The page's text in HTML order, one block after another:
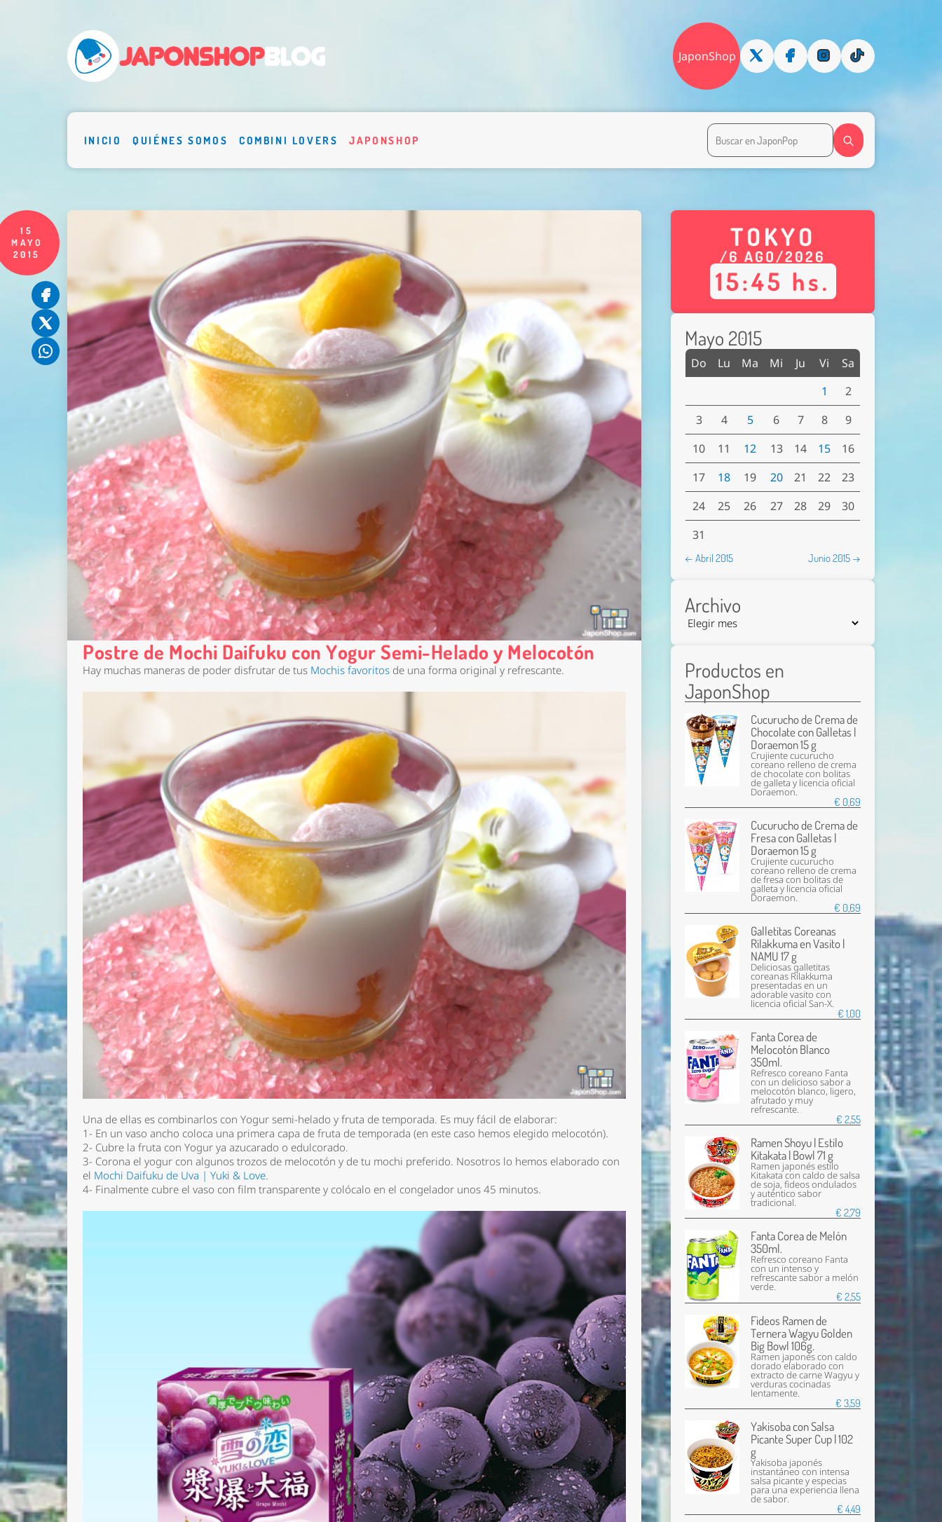
JaponShop
INICIO QUIÉNES SOMOS COMBINI LOVERS JAPONSHOP
15
MAYO
2015
Postre de Mochi Daifuku con Yogur Semi-Helado y Melocotón
Hay muchas maneras de poder disfrutar de tus Mochis favoritos de una forma original y refrescante.
Una de ellas es combinarlos con Yogur semi-helado y fruta de temporada. Es muy fácil de elaborar:
1- En un vaso ancho coloca una primera capa de fruta de temporada (en este caso hemos elegido melocotón).
2- Cubre la fruta con Yogur ya azucarado o edulcorado.
3- Corona el yogur con algunos trozos de melocotón y de tu mochi preferido. Nosotros lo hemos elaborado con
el Mochi Daifuku de Uva | Yuki & Love.
4- Finalmente cubre el vaso con film transparente y colócalo en el congelador unos 45 minutos.
TOKYO
/6 AGO/2026
15:45 hs.
Mayo 2015
Do Lu Ma Mi Ju Vi
Sa
1
2
3
4 5 6 7 8
9
10
11 12 13 14 15
16
17
18 19 20 21 22
23
24
25 26 27 28 29
30
31
← Abril 2015 Junio 2015 →
Archivo
Productos en
JaponShop
Cucurucho de Crema de
Chocolate con Galletas |
Doraemon 15 g
Crujiente cucurucho
coreano relleno de crema
de chocolate con bolitas
de galleta y licencia oficial
Doraemon.
€ 0,69
Cucurucho de Crema de
Fresa con Galletas |
Doraemon 15 g
Crujiente cucurucho
coreano relleno de crema
de fresa con bolitas de
galleta y licencia oficial
Doraemon.
€ 0,69
Galletitas Coreanas
Rilakkuma en Vasito |
NAMU 17 g
Deliciosas galletitas
coreanas Rilakkuma
presentadas en un
adorable vasito con
licencia oficial San-X.
€ 1,00
Fanta Corea de
Melocotón Blanco
350ml.
Refresco coreano Fanta
con un delicioso sabor a
melocotón blanco, ligero,
afrutado y muy
refrescante.
€ 2,55
Ramen Shoyu | Estilo
Kitakata | Bowl 71 g
Ramen japonés estilo
Kitakata con caldo de salsa
de soja, fideos ondulados
y auténtico sabor
tradicional.
€ 2,79
Fanta Corea de Melón
350ml.
Refresco coreano Fanta
con un intenso y
refrescante sabor a melón
verde.
€ 2,55
Fideos Ramen de
Ternera Wagyu Golden
Big Bowl 106g.
Ramen japonés con caldo
dorado elaborado con
extracto de carne Wagyu y
verduras cocinadas
lentamente.
€ 3,59
Yakisoba con Salsa
Picante Super Cup | 102
g
Yakisoba japonés
instantáneo con intensa
salsa picante y especias
para una experiencia llena
de sabor.
€ 4,49
Nombre *
Email *